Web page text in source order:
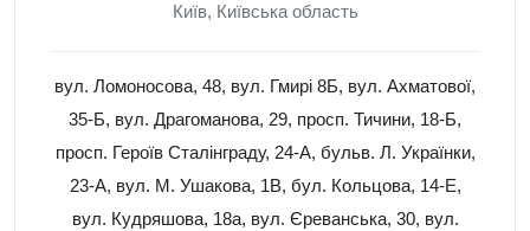
Київ, Київська область
вул. Ломоносова, 48, вул. Гмирі 8Б, вул. Ахматової,
35-Б, вул. Драгоманова, 29, просп. Тичини, 18-Б,
просп. Героїв Сталінграду, 24-А, бульв. Л. Українки,
23-А, вул. М. Ушакова, 1В, бул. Кольцова, 14-Е,
вул. Кудряшова, 18а, вул. Єреванська, 30, вул.